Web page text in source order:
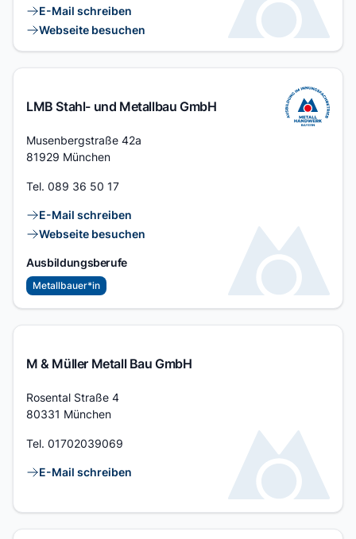
Kontaktlinks
E-Mail schreiben
Webseite besuchen
LMB Stahl- und Metallbau GmbH
Adresse
Musenbergstraße 42a
81929 München
Tel. 089 36 50 17
Kontaktlinks
E-Mail schreiben
Webseite besuchen
Ausbildungsberufe
Metallbauer*in
M & Müller Metall Bau GmbH
Adresse
Rosental Straße 4
80331 München
Tel. 01702039069
Kontaktlinks
E-Mail schreiben